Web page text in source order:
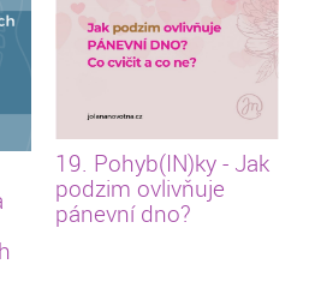
19. Pohyb(IN)ky - Jak
podzim ovlivňuje
pánevní dno?